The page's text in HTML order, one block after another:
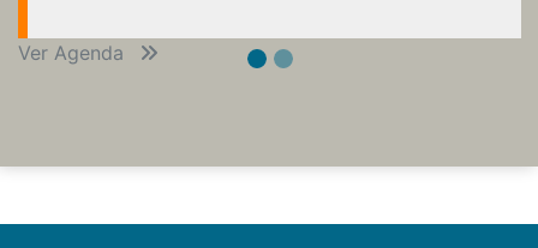
Ver Agenda